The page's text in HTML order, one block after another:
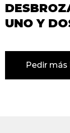
UNO Y
Pedir